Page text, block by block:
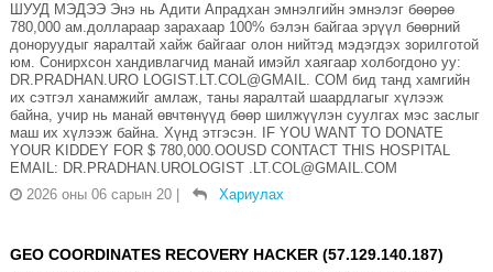
ШУУД МЭДЭЭ Энэ нь Адити Апрадхан эмнэлгийн эмнэлэг бөөрөө
780,000 ам.доллараар зарахаар 100% бэлэн байгаа эрүүл бөөрний
доноруудыг яаралтай хайж байгааг олон нийтэд мэдэгдэх зорилготой
юм. Сонирхсон хандивлагчид манай имэйл хаягаар холбогдоно уу:
DR.PRADHAN.URO LOGIST.LT.COL@GMAIL. COM бид танд хамгийн
их сэтгэл ханамжийг амлаж, таны яаралтай шаардлагыг хүлээж
байна, учир нь манай өвчтөнүүд бөөр шилжүүлэн суулгах мэс заслыг
маш их хүлээж байна. Хүнд этгэсэн. IF YOU WANT TO DONATE
YOUR KIDDEY FOR $ 780,000.OOUSD CONTACT THIS HOSPITAL
EMAIL: DR.PRADHAN.UROLOGIST .LT.COL@GMAIL.COM
2026 оны 06 сарын 20
Хариулах
GEO COORDINATES RECOVERY HACKER (57.129.140.187)